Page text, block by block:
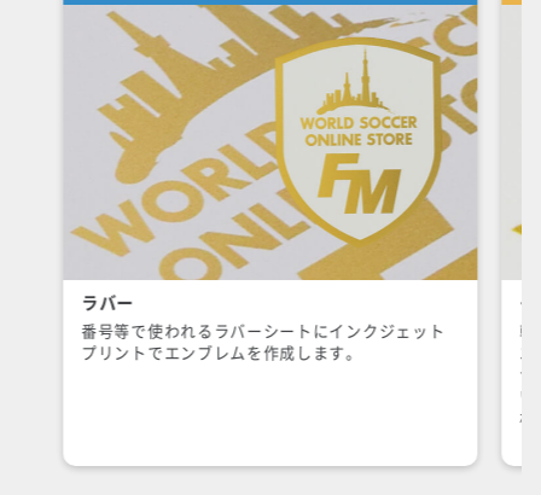
ラバー
番号等で使われるラバーシートにインクジェット
プリントでエンブレムを作成します。
転
エ
台
い
材